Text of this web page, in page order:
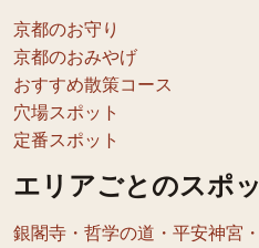
京都のお守り
京都のおみやげ
おすすめ散策コース
穴場スポット
定番スポット
エリアごとのスポ
銀閣寺・哲学の道・平安神宮